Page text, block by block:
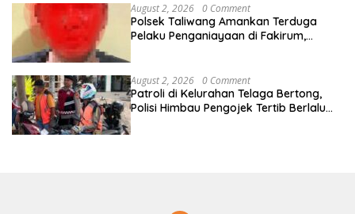
August 2, 2026 0 Comment
Polsek Taliwang Amankan Terduga
Pelaku Penganiayaan di Fakirum,
August 2, 2026 0 Comment
Patroli di Kelurahan Telaga Bertong,
Polisi Himbau Pengojek Tertib Berlalu